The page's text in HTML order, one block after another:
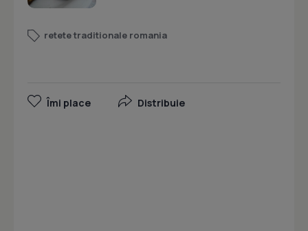
retete traditionale romania
Îmi place Distribuie